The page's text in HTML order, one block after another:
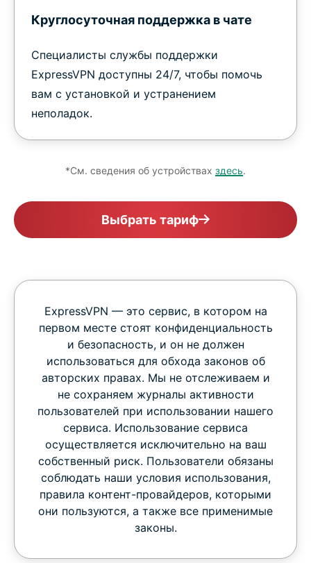
Круглосуточная поддержка в чате
Специалисты службы поддержки
ExpressVPN доступны 24/7, чтобы помочь
вам с установкой и устранением
неполадок.
*См. сведения об устройствах здесь.
Выбрать тариф
ExpressVPN — это сервис, в котором на
первом месте стоят конфиденциальность
и безопасность, и он не должен
использоваться для обхода законов об
авторских правах. Мы не отслеживаем и
не сохраняем журналы активности
пользователей при использовании нашего
сервиса. Использование сервиса
осуществляется исключительно на ваш
собственный риск. Пользователи обязаны
соблюдать наши условия использования,
правила контент-провайдеров, которыми
они пользуются, а также все применимые
законы.